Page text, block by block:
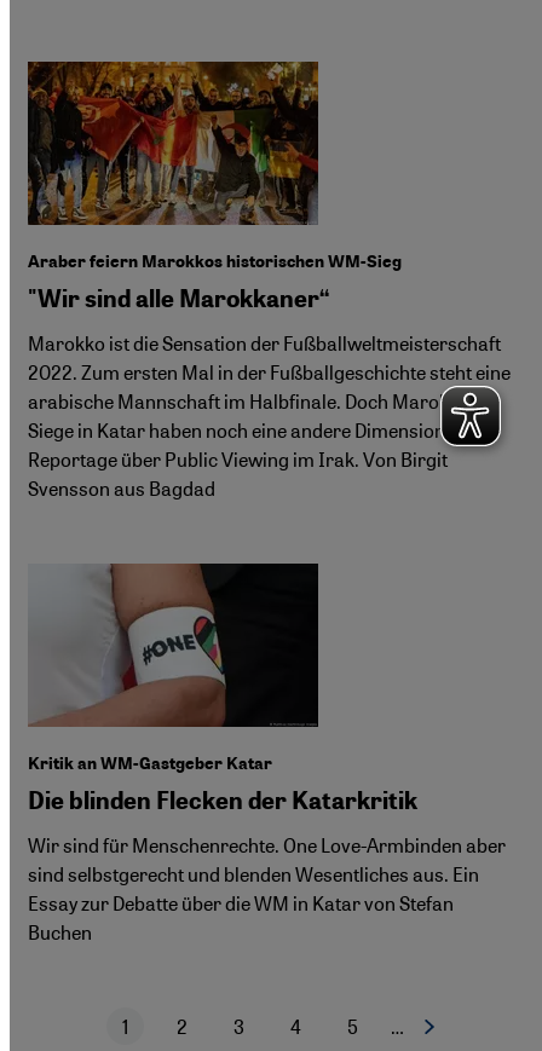
Araber feiern Marokkos historischen WM-Sieg
"Wir sind alle Marokkaner“
Marokko ist die Sensation der Fußballweltmeisterschaft
2022. Zum ersten Mal in der Fußballgeschichte steht eine
arabische Mannschaft im Halbfinale. Doch Marokkos
Siege in Katar haben noch eine andere Dimension. Eine
Reportage über Public Viewing im Irak. Von Birgit
Svensson aus Bagdad
Kritik an WM-Gastgeber Katar
Die blinden Flecken der Katarkritik
Wir sind für Menschenrechte. One Love-Armbinden aber
sind selbstgerecht und blenden Wesentliches aus. Ein
Essay zur Debatte über die WM in Katar von Stefan
Buchen
Aktuelle Seite
1
Seite
2
Seite
3
Seite
4
Seite
5 … Nächste Seite